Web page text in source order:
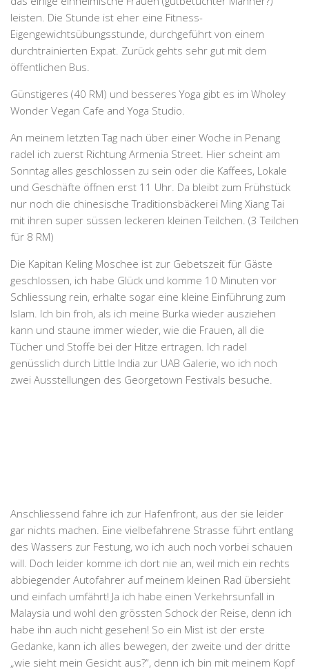
leisten. Die Stunde ist eher eine Fitness-
Eigengewichtsübungsstunde, durchgeführt von einem
durchtrainierten Expat. Zurück gehts sehr gut mit dem
öffentlichen Bus.
Günstigeres (40 RM) und besseres Yoga gibt es im Wholey
Wonder Vegan Cafe and Yoga Studio.
An meinem letzten Tag nach über einer Woche in Penang
radel ich zuerst Richtung Armenia Street. Hier scheint am
Sonntag alles geschlossen zu sein oder die Kaffees, Lokale
und Geschäfte öffnen erst 11 Uhr. Da bleibt zum Frühstück
nur noch die chinesische Traditionsbäckerei Ming Xiang Tai
mit ihren super süssen leckeren kleinen Teilchen. (3 Teilchen
für 8 RM)
Die Kapitan Keling Moschee ist zur Gebetszeit für Gäste
geschlossen, ich habe Glück und komme 10 Minuten vor
Schliessung rein, erhalte sogar eine kleine Einführung zum
Islam. Ich bin froh, als ich meine Burka wieder ausziehen
kann und staune immer wieder, wie die Frauen, all die
Tücher und Stoffe bei der Hitze ertragen. Ich radel
genüsslich durch Little India zur UAB Galerie, wo ich noch
zwei Ausstellungen des Georgetown Festivals besuche.
Anschliessend fahre ich zur Hafenfront, aus der sie leider
gar nichts machen. Eine vielbefahrene Strasse führt entlang
des Wassers zur Festung, wo ich auch noch vorbei schauen
will. Doch leider komme ich dort nie an, weil mich ein rechts
abbiegender Autofahrer auf meinem kleinen Rad übersieht
und einfach umfährt! Ja ich habe einen Verkehrsunfall in
Malaysia und wohl den grössten Schock der Reise, denn ich
habe ihn auch nicht gesehen! So ein Mist ist der erste
Gedanke, kann ich alles bewegen, der zweite und der dritte
„wie sieht mein Gesicht aus?“, denn ich bin mit meinem Kopf